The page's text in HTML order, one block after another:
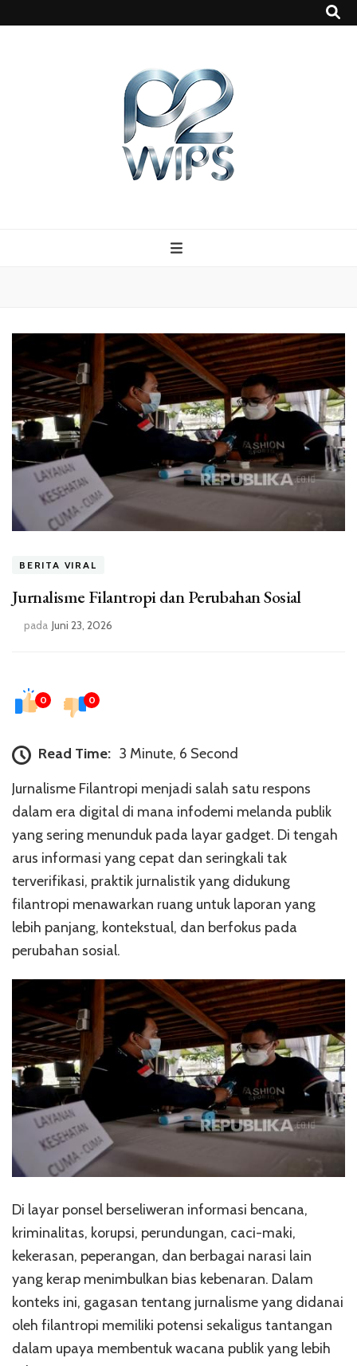
BERITA VIRAL
Jurnalisme Filantropi dan Perubahan Sosial
pada Juni 23, 2026
0 0
Read Time: 3 Minute, 6 Second
Jurnalisme Filantropi menjadi salah satu respons
dalam era digital di mana infodemi melanda publik
yang sering menunduk pada layar gadget. Di tengah
arus informasi yang cepat dan seringkali tak
terverifikasi, praktik jurnalistik yang didukung
filantropi menawarkan ruang untuk laporan yang
lebih panjang, kontekstual, dan berfokus pada
perubahan sosial.
Di layar ponsel berseliweran informasi bencana,
kriminalitas, korupsi, perundungan, caci-maki,
kekerasan, peperangan, dan berbagai narasi lain
yang kerap menimbulkan bias kebenaran. Dalam
konteks ini, gagasan tentang jurnalisme yang didanai
oleh filantropi memiliki potensi sekaligus tantangan
dalam upaya membentuk wacana publik yang lebih